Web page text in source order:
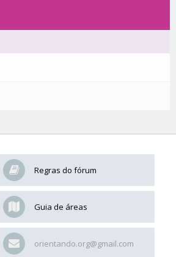
Regras do fórum
Guia de áreas
orientando.org@gmail.com